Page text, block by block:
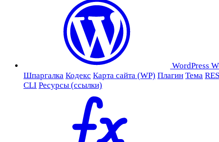
WordPress
Шпаргалка Кодекс Карта сайта (WP) Плагин Тема
CLI Ресурсы (ссылки)